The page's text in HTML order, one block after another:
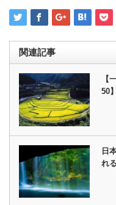
関連記事
【
50
日
れ